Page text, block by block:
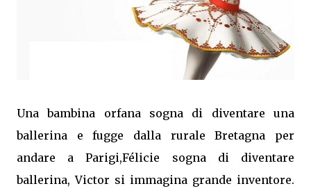
Una bambina orfana sogna di diventare una
ballerina e fugge dalla rurale Bretagna per
andare a Parigi,Félicie sogna di diventare
ballerina, Victor si immagina grande inventore.